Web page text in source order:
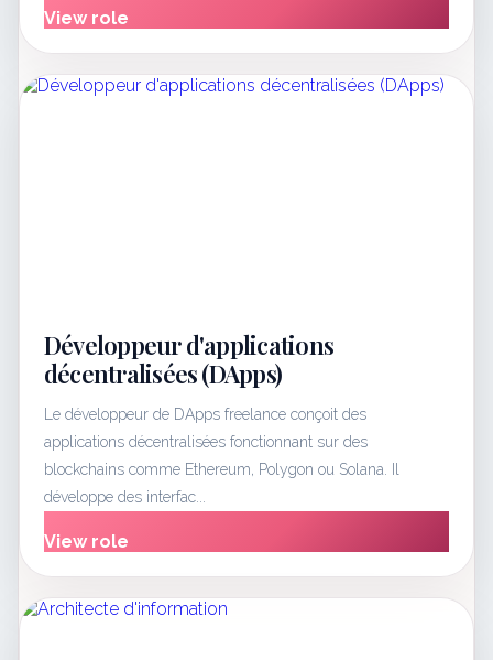
View role
Développeur d'applications
décentralisées (DApps)
Le développeur de DApps freelance conçoit des
applications décentralisées fonctionnant sur des
blockchains comme Ethereum, Polygon ou Solana. Il
développe des interfac...
View role